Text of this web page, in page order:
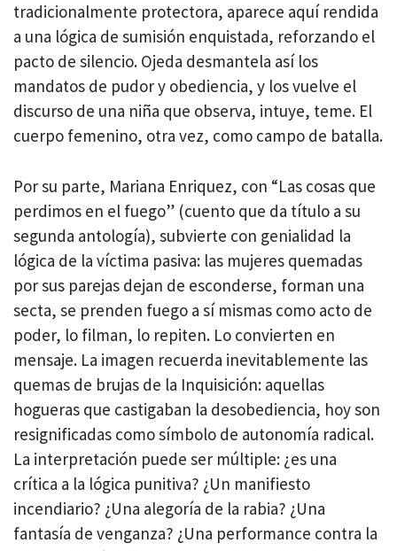
tradicionalmente protectora, aparece aquí rendida
a una lógica de sumisión enquistada, reforzando el
pacto de silencio. Ojeda desmantela así los
mandatos de pudor y obediencia, y los vuelve el
discurso de una niña que observa, intuye, teme. El
cuerpo femenino, otra vez, como campo de batalla.
Por su parte, Mariana Enriquez, con “Las cosas que
perdimos en el fuego” (cuento que da título a su
segunda antología), subvierte con genialidad la
lógica de la víctima pasiva: las mujeres quemadas
por sus parejas dejan de esconderse, forman una
secta, se prenden fuego a sí mismas como acto de
poder, lo filman, lo repiten. Lo convierten en
mensaje. La imagen recuerda inevitablemente las
quemas de brujas de la Inquisición: aquellas
hogueras que castigaban la desobediencia, hoy son
resignificadas como símbolo de autonomía radical.
La interpretación puede ser múltiple: ¿es una
crítica a la lógica punitiva? ¿Un manifiesto
incendiario? ¿Una alegoría de la rabia? ¿Una
fantasía de venganza? ¿Una performance contra la